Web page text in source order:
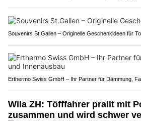
Souvenirs St.Gallen – Originelle Geschenkideen für
Erthermo Swiss GmbH – Ihr Partner für Dämmung,
Wila ZH: Töfffahrer prallt mit
zusammen und wird schwer